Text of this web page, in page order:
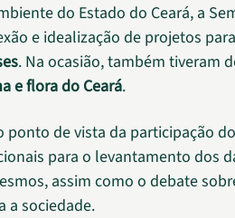
do Estado do Ceará, a
e idealização de projetos
. Na ocasião, também tiveram
e flora do Ceará.
ponto de vista da participação do
para o levantamento dos
assim como o debate
a sociedade.